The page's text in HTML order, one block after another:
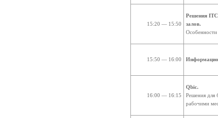
15:20 — 15:50
Решения
залов.
Особенности
15:50 — 16:00
16:00 — 16:15
Qbic.
Решения для
рабочими